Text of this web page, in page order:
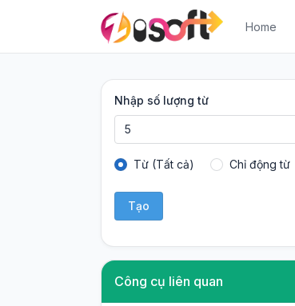
Home
Nhập số lượng từ
Từ (Tất cả) Chỉ động từ
Tạo
Công cụ liên quan